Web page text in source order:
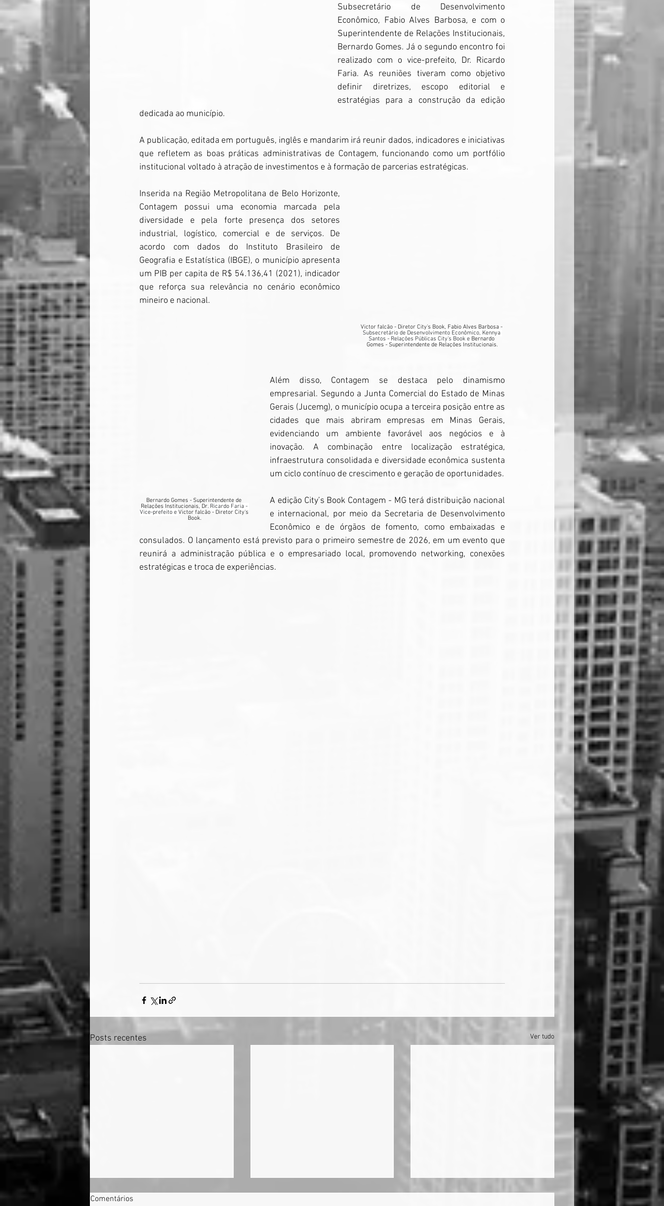
Subsecretário de Desenvolvimento
Econômico, Fabio Alves Barbosa, e com o
Superintendente de Relações Institucionais,
Bernardo Gomes. Já o segundo encontro foi
realizado com o vice-prefeito, Dr. Ricardo
Faria. As reuniões tiveram como objetivo
definir diretrizes, escopo editorial e
estratégias para a construção da edição
dedicada ao município.
A publicação, editada em português, inglês e mandarim irá reunir dados, indicadores e iniciativas
que refletem as boas práticas administrativas de Contagem, funcionando como um portfólio
institucional voltado à atração de investimentos e à formação de parcerias estratégicas.
Victor falcão - Diretor City's Book, Fabio Alves Barbosa -
Subsecretário de Desenvolvimento Econômico, Kennya
Santos - Relações Públicas City's Book e Bernardo
Gomes - Superintendente de Relações Institucionais.
Inserida na Região Metropolitana de Belo Horizonte,
Contagem possui uma economia marcada pela
diversidade e pela forte presença dos setores
industrial, logístico, comercial e de serviços. De
acordo com dados do Instituto Brasileiro de
Geografia e Estatística (IBGE), o município apresenta
um PIB per capita de R$ 54.136,41 (2021), indicador
que reforça sua relevância no cenário econômico
mineiro e nacional.
Bernardo Gomes - Superintendente de
Relações Institucionais, Dr. Ricardo Faria -
Vice-prefeito e Victor falcão - Diretor City's
Book.
Além disso, Contagem se destaca pelo dinamismo
empresarial. Segundo a Junta Comercial do Estado de Minas
Gerais (Jucemg), o município ocupa a terceira posição entre as
cidades que mais abriram empresas em Minas Gerais,
evidenciando um ambiente favorável aos negócios e à
inovação. A combinação entre localização estratégica,
infraestrutura consolidada e diversidade econômica sustenta
um ciclo contínuo de crescimento e geração de oportunidades.
A edição City’s Book Contagem - MG terá distribuição nacional
e internacional, por meio da Secretaria de Desenvolvimento
Econômico e de órgãos de fomento, como embaixadas e
consulados. O lançamento está previsto para o primeiro semestre de 2026, em um evento que
reunirá a administração pública e o empresariado local, promovendo networking, conexões
estratégicas e troca de experiências.
Posts recentes Ver tudo
Comentários